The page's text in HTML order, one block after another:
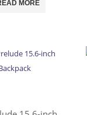
MORE